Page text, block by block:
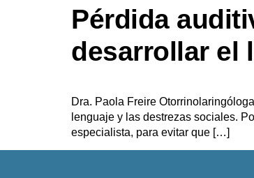
Pérdida
desarrollar el
Dra. Paola Freire
lenguaje y las destrezas sociales.
especialista, para evitar que […]